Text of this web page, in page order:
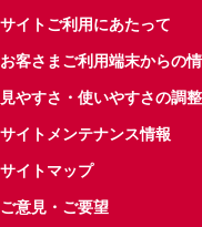
サイトご利用にあたって
お客さまご利用端末からの
見やすさ・使いやすさの調整
サイトメンテナンス情報
サイトマップ
ご意見・ご要望